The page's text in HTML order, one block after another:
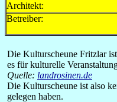
Architekt:
Betreiber:
Die Kulturscheune Fritzlar
es für kulturelle
Quelle: landrosinen.de
Die Kulturscheune ist also
gelegen haben.